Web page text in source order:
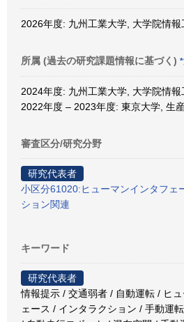
2026年度: 九州工業大学, 大学院情
所属 (過去の研究課題情報に基づく)
2024年度: 九州工業大学, 大学院情
2022年度 – 2023年度: 東京大学, 生
審査区分/研究分野
研究代表者
小区分61020:ヒューマンインタフェ
ション関連
キーワード
研究代表者
情報提示 / 交通弱者 / 自動運転 / ヒ
ェース / インタラクション / 手動運